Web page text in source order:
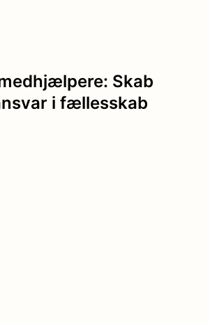
Skab
i fællesskab